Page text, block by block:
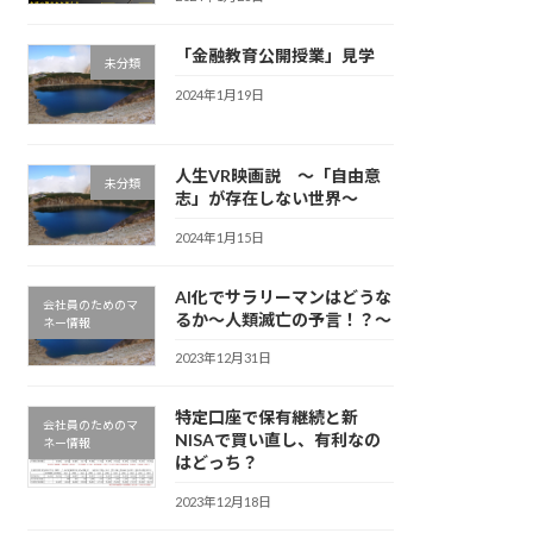
未分類 「金融教育公開授業」見学
2024年1月19日
未分類
人生VR映画説 ～「自由意
志」が存在しない世界～
2024年1月15日
会社員のためのマ
ネー情報
AI化でサラリーマンはどうな
るか～人類滅亡の予言！？～
2023年12月31日
会社員のためのマ
ネー情報
特定口座で保有継続と新
NISAで買い直し、有利なの
はどっち？
2023年12月18日